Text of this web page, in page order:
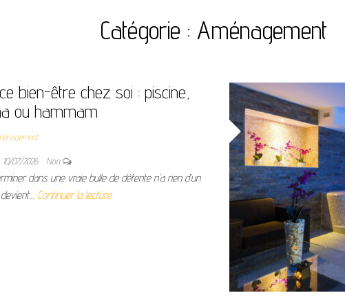
Catégorie : Aménagement
bien-être chez soi : piscine,
ou hammam
10/07/2026 Non
dans une vraie bulle de détente n’a rien d’un
Continuer la lecture